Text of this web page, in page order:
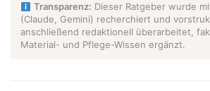
Transparenz: Dieser Ratgeber wurde
(Claude, Gemini) recherchiert und
anschließend redaktionell überarbeitet,
Material- und Pflege-Wissen ergänzt.